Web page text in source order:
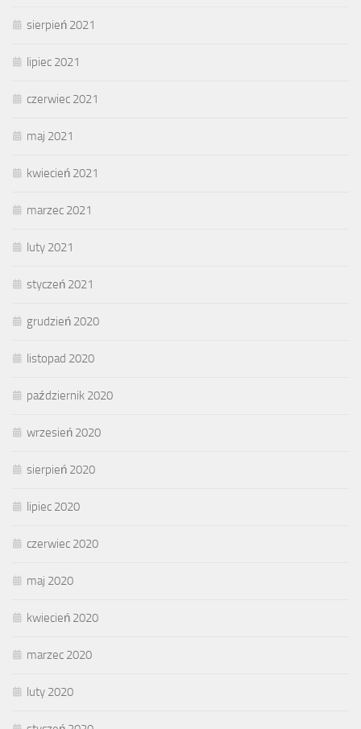
sierpień 2021
lipiec 2021
czerwiec 2021
maj 2021
kwiecień 2021
marzec 2021
luty 2021
styczeń 2021
grudzień 2020
listopad 2020
październik 2020
wrzesień 2020
sierpień 2020
lipiec 2020
czerwiec 2020
maj 2020
kwiecień 2020
marzec 2020
luty 2020